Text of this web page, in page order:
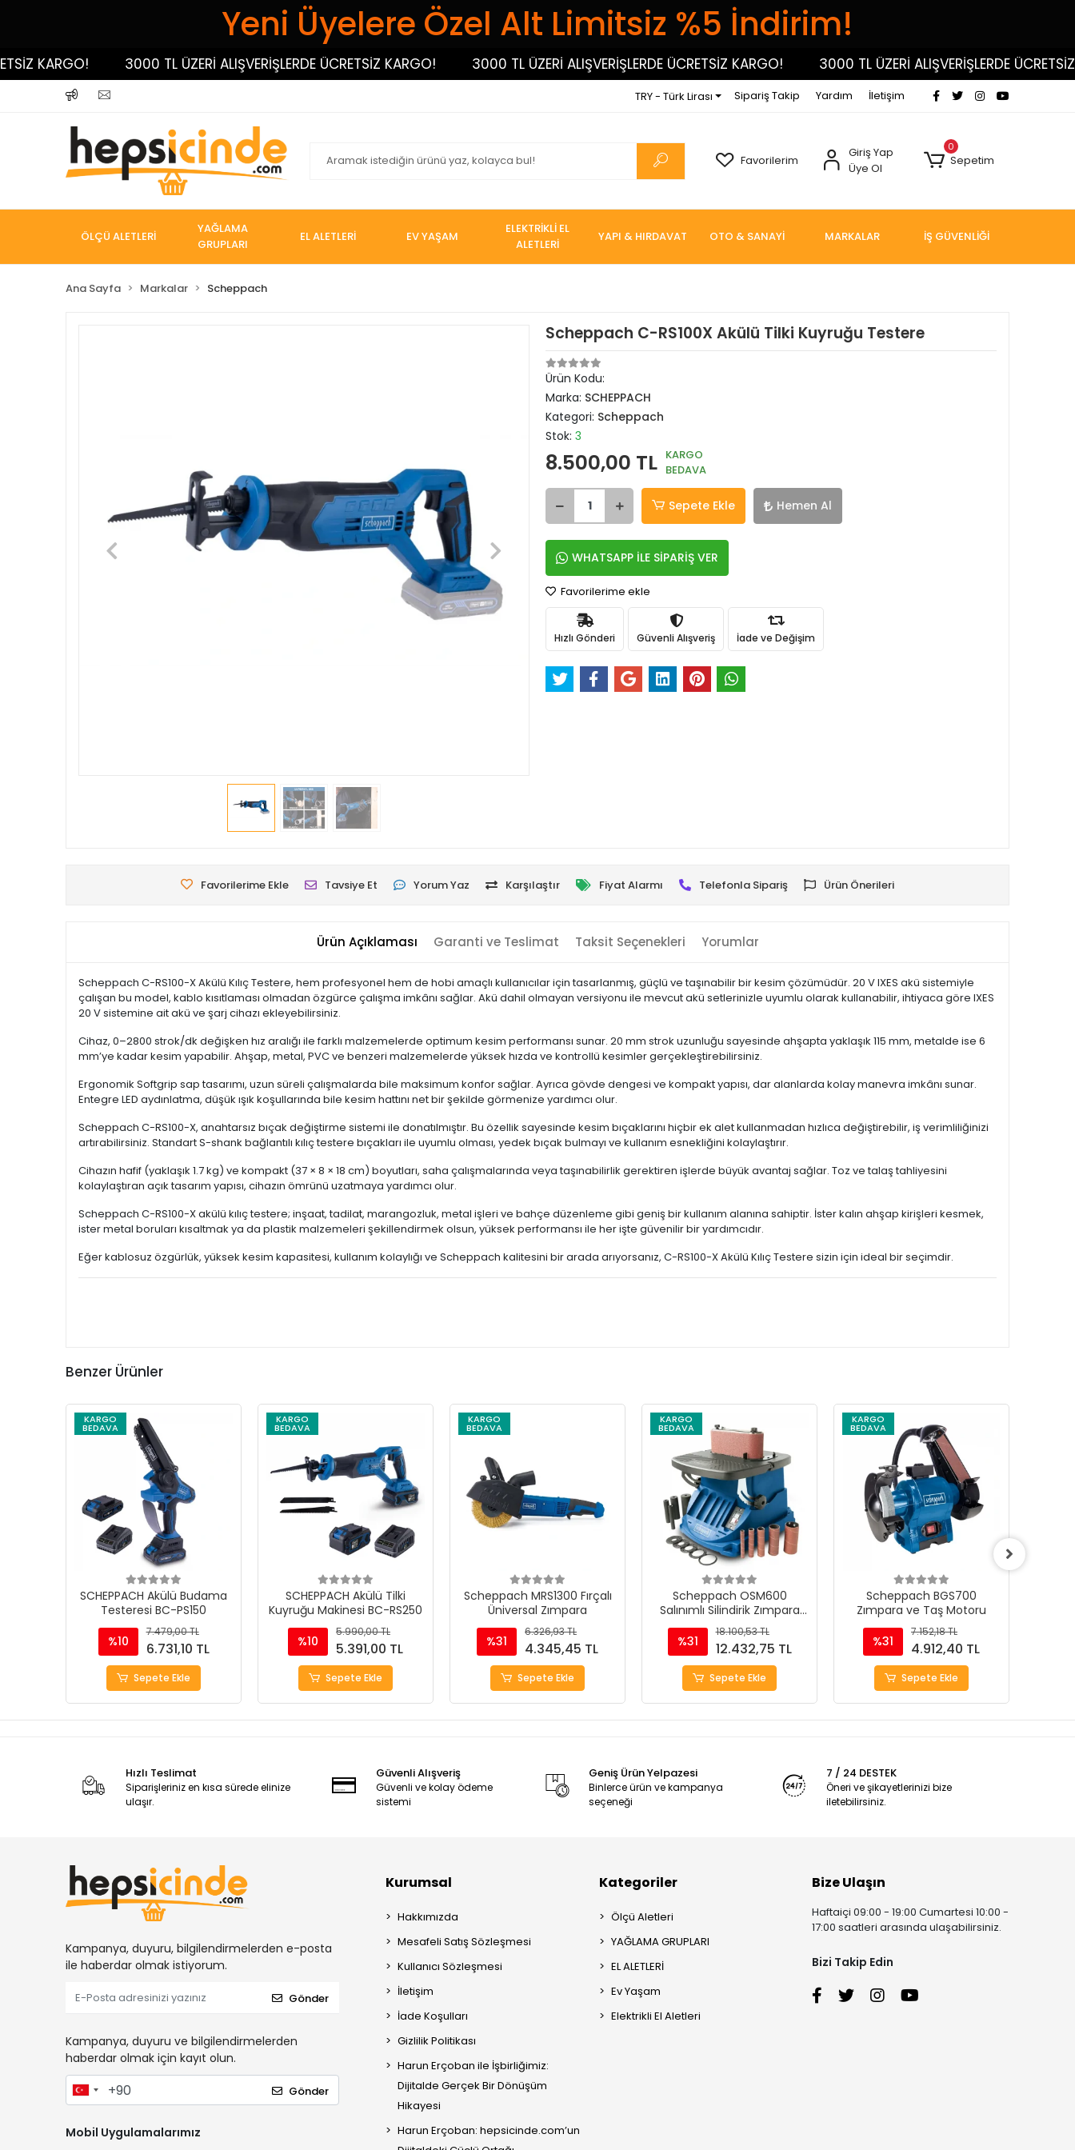
Yeni Üyelere Özel Alt Limitsiz %5 İndirim!
KARGO! 3000 TL ÜZERİ ALIŞVERİŞLERDE ÜCRETSİZ KARGO! 3000 TL ÜZERİ ALIŞVERİŞLERDE ÜCRETSİZ KARGO! 3000 TL ÜZERİ ALIŞVERİŞLERDE ÜCRETSİZ
TRY - Türk Lirası Sipariş Takip Yardım İletişim
Favorilerim
Giriş Yap
Üye Ol
0
Sepetim
ÖLÇÜ ALETLERİ
YAĞLAMA
GRUPLARI
EL ALETLERİ EV YAŞAM
ELEKTRİKLİ EL
ALETLERİ
YAPI & HIRDAVAT OTO & SANAYİ MARKALAR İŞ GÜVENLİĞİ
Ana Sayfa Markalar Scheppach
Scheppach C-RS100X Akülü Tilki Kuyruğu Testere
Ürün Kodu:
Marka: SCHEPPACH
Kategori: Scheppach
Stok: 3
8.500,00 TL KARGO
BEDAVA
Sepete Ekle Hemen Al
WHATSAPP İLE SİPARİŞ VER
Favorilerime ekle
Hızlı Gönderi Güvenli Alışveriş İade ve Değişim
Favorilerime Ekle Tavsiye Et Yorum Yaz Karşılaştır Fiyat Alarmı Telefonla Sipariş Ürün Önerileri
Ürün Açıklaması Garanti ve Teslimat Taksit Seçenekleri Yorumlar
Scheppach C-RS100-X Akülü Kılıç Testere, hem profesyonel hem de hobi amaçlı kullanıcılar için tasarlanmış, güçlü ve taşınabilir bir kesim çözümüdür. 20 V IXES akü sistemiyle
çalışan bu model, kablo kısıtlaması olmadan özgürce çalışma imkânı sağlar. Akü dahil olmayan versiyonu ile mevcut akü setlerinizle uyumlu olarak kullanabilir, ihtiyaca göre IXES
20 V sistemine ait akü ve şarj cihazı ekleyebilirsiniz.
Cihaz, 0–2800 strok/dk değişken hız aralığı ile farklı malzemelerde optimum kesim performansı sunar. 20 mm strok uzunluğu sayesinde ahşapta yaklaşık 115 mm, metalde ise 6
mm’ye kadar kesim yapabilir. Ahşap, metal, PVC ve benzeri malzemelerde yüksek hızda ve kontrollü kesimler gerçekleştirebilirsiniz.
Ergonomik Softgrip sap tasarımı, uzun süreli çalışmalarda bile maksimum konfor sağlar. Ayrıca gövde dengesi ve kompakt yapısı, dar alanlarda kolay manevra imkânı sunar.
Entegre LED aydınlatma, düşük ışık koşullarında bile kesim hattını net bir şekilde görmenize yardımcı olur.
Scheppach C-RS100-X, anahtarsız bıçak değiştirme sistemi ile donatılmıştır. Bu özellik sayesinde kesim bıçaklarını hiçbir ek alet kullanmadan hızlıca değiştirebilir, iş verimliliğinizi
artırabilirsiniz. Standart S-shank bağlantılı kılıç testere bıçakları ile uyumlu olması, yedek bıçak bulmayı ve kullanım esnekliğini kolaylaştırır.
Cihazın hafif (yaklaşık 1.7 kg) ve kompakt (37 × 8 × 18 cm) boyutları, saha çalışmalarında veya taşınabilirlik gerektiren işlerde büyük avantaj sağlar. Toz ve talaş tahliyesini
kolaylaştıran açık tasarım yapısı, cihazın ömrünü uzatmaya yardımcı olur.
Scheppach C-RS100-X akülü kılıç testere; inşaat, tadilat, marangozluk, metal işleri ve bahçe düzenleme gibi geniş bir kullanım alanına sahiptir. İster kalın ahşap kirişleri kesmek,
ister metal boruları kısaltmak ya da plastik malzemeleri şekillendirmek olsun, yüksek performansı ile her işte güvenilir bir yardımcıdır.
Eğer kablosuz özgürlük, yüksek kesim kapasitesi, kullanım kolaylığı ve Scheppach kalitesini bir arada arıyorsanız, C-RS100-X Akülü Kılıç Testere sizin için ideal bir seçimdir.
Benzer Ürünler
KARGO
BEDAVA
SCHEPPACH Akülü Budama
Testeresi BC-PS150
%10
7.479,00 TL
6.731,10 TL
Sepete Ekle
KARGO
BEDAVA
SCHEPPACH Akülü Tilki
Kuyruğu Makinesi BC-RS250
%10
5.990,00 TL
5.391,00 TL
Sepete Ekle
KARGO
BEDAVA
Scheppach MRS1300 Fırçalı
Üniversal Zımpara
%31
6.326,93 TL
4.345,45 TL
Sepete Ekle
KARGO
BEDAVA
Scheppach OSM600
Salınımlı Silindirik Zımpara
Makinası
%31
18.100,53 TL
12.432,75 TL
Sepete Ekle
KARGO
BEDAVA
Scheppach BGS700
Zımpara ve Taş Motoru
%31
7.152,18 TL
4.912,40 TL
Sepete Ekle
Hızlı Teslimat
Siparişleriniz en kısa sürede elinize
ulaşır.
Güvenli Alışveriş
Güvenli ve kolay ödeme
sistemi
Geniş Ürün Yelpazesi
Binlerce ürün ve kampanya
seçeneği
7 / 24 DESTEK
Öneri ve şikayetlerinizi bize
iletebilirsiniz.
Kampanya, duyuru, bilgilendirmelerden e-posta
ile haberdar olmak istiyorum.
Gönder
Kampanya, duyuru ve bilgilendirmelerden
haberdar olmak için kayıt olun.
Gönder
Mobil Uygulamalarımız
Kurumsal
Hakkımızda
Mesafeli Satış Sözleşmesi
Kullanıcı Sözleşmesi
İletişim
İade Koşulları
Gizlilik Politikası
Harun Erçoban ile İşbirliğimiz:
Dijitalde Gerçek Bir Dönüşüm
Hikayesi
Harun Erçoban: hepsicinde.com’un
Kategoriler
Ölçü Aletleri
YAĞLAMA GRUPLARI
EL ALETLERİ
Ev Yaşam
Elektrikli El Aletleri
Bize Ulaşın
Haftaiçi 09:00 - 19:00 Cumartesi 10:00 -
17:00 saatleri arasında ulaşabilirsiniz.
Bizi Takip Edin